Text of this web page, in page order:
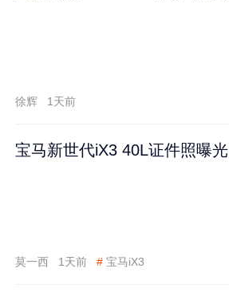
徐辉 1天前
宝马新世代iX3 40L证件照曝
莫一西 1天前 # 宝马iX3